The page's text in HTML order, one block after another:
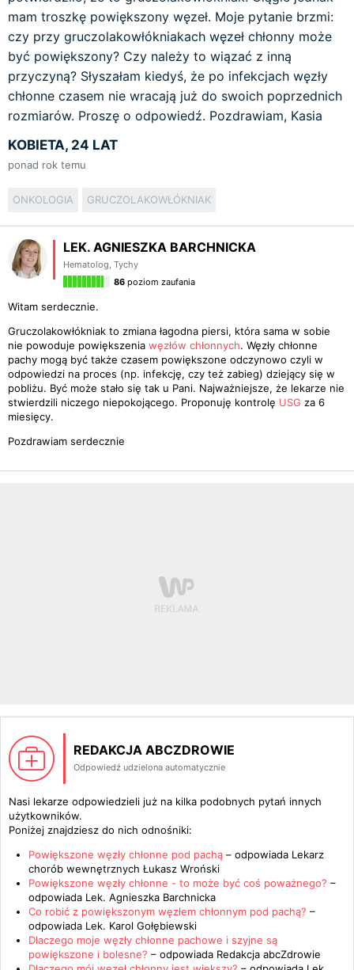
mam troszkę powiększony węzeł. Moje pytanie brzmi:
czy przy gruczolakowłókniakach węzeł chłonny może
być powiększony? Czy należy to wiązać z inną
przyczyną? Słyszałam kiedyś, że po infekcjach węzły
chłonne czasem nie wracają już do swoich poprzednich
rozmiarów. Proszę o odpowiedź. Pozdrawiam, Kasia
KOBIETA, 24 LAT
ponad rok temu
ONKOLOGIA GRUCZOLAKOWŁÓKNIAK
LEK. AGNIESZKA BARCHNICKA
Hematolog, Tychy
86 poziom zaufania
Witam serdecznie.
Gruczolakowłókniak to zmiana łagodna piersi, która sama w sobie
nie powoduje powiększenia węzłów chłonnych. Węzły chłonne
pachy mogą być także czasem powiększone odczynowo czyli w
odpowiedzi na proces (np. infekcję, czy też zabieg) dziejący się w
pobliżu. Być może stało się tak u Pani. Najważniejsze, że lekarze nie
stwierdzili niczego niepokojącego. Proponuję kontrolę USG za 6
miesięcy.
Pozdrawiam serdecznie
REDAKCJA ABCZDROWIE
Odpowiedź udzielona automatycznie
Nasi lekarze odpowiedzieli już na kilka podobnych pytań innych
użytkowników.
Poniżej znajdziesz do nich odnośniki:
Powiększone węzły chłonne pod pachą – odpowiada Lekarz
chorób wewnętrznych Łukasz Wroński
Powiększone węzły chłonne - to może być coś poważnego? –
odpowiada Lek. Agnieszka Barchnicka
Co robić z powiększonym węzłem chłonnym pod pachą? –
odpowiada Lek. Karol Gołębiewski
Dlaczego moje węzły chłonne pachowe i szyjne są
powiększone i bolesne? – odpowiada Redakcja abcZdrowie